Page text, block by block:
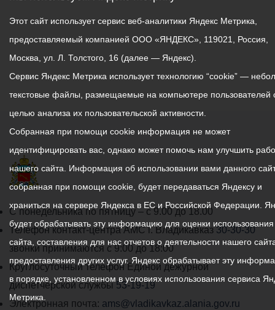
График
работы
администрации
местного
самоуправления
города
С понедельника по пятницу – с 9.00 до 18.00
Телефон контакт-центра АМС г. Владикавказ30-30-30
звонки принимаются с 9:00 до 18:00
Круглосуточный телефон Единой дежурной
диспетчерской службы53-19-19
Электронная почта: ams@vladikavkaz.alania.gov.ru
Этот сайт использует сервис веб-аналитики Яндекс Метрика,
предоставляемый компанией ООО «ЯНДЕКС», 119021, Россия,
Москва, ул. Л. Толстого, 16 (далее — Яндекс).
Сервис Яндекс Метрика использует технологию “cookie” —
текстовые файлы, размещаемые на компьютере пользователей
целью анализа их пользовательской активности.
Собранная при помощи cookie информация не может
идентифицировать вас, однако может помочь нам улучшить
нашего сайта. Информация об использовании вами данного
собранная при помощи cookie, будет передаваться Яндексу и
храниться на сервере Яндекса в ЕС и Российской Федерации.
будет обрабатывать эту информацию для оценки
сайта, составления для нас отчетов о деятельности нашего
предоставления других услуг. Яндекс обрабатывает эту
в порядке, установленном в условиях использования сервиса
Метрика.